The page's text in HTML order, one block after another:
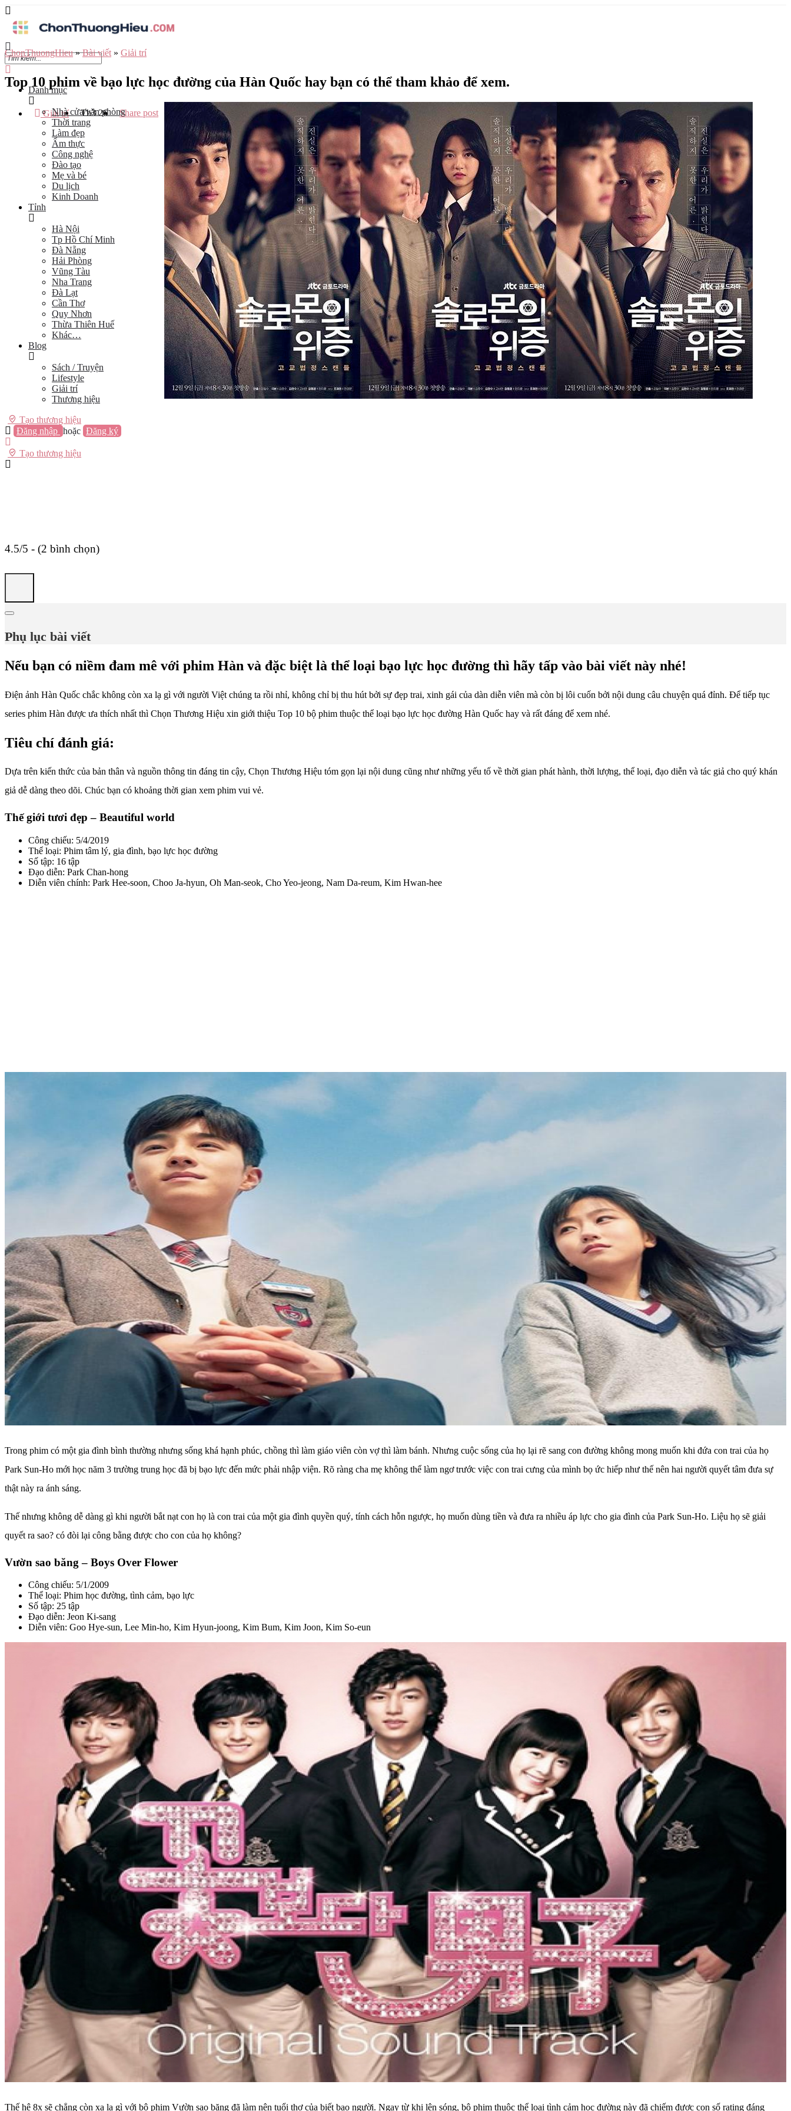
Danh mục
Nhà cửa/văn phòng
Thời trang
Làm đẹp
Ẩm thực
Công nghệ
Đào tạo
Mẹ và bé
Du lịch
Kinh Doanh
Tỉnh
Hà Nội
Tp Hồ Chí Minh
Đà Nẵng
Hải Phòng
Vũng Tàu
Nha Trang
Đà Lạt
Cần Thơ
Quy Nhơn
Thừa Thiên Huế
Khác…
Blog
Sách / Truyện
Lifestyle
Giải trí
Thương hiệu
Tạo thương hiệu
Đăng nhập hoặc Đăng ký
Tạo thương hiệu
ChonThuongHieu»Bài viết » Giải trí
Top 10 phim về bạo lực học đường của Hàn Quốc hay bạn có thể tham khảo để xem.
Giải trí Th3 26 Share post
4.5/5 - (2 bình chọn)
Phụ lục bài viết
Nếu bạn có niềm đam mê với phim Hàn và đặc biệt là thể loại bạo lực học đường thì hãy tấp vào bài viết này nhé!
Điện ảnh Hàn Quốc chắc không còn xa lạ gì với người Việt chúng ta rồi nhỉ, không chỉ bị thu hút bởi sự đẹp trai, xinh gái của dàn diễn viên mà còn bị lôi cuốn bởi nội dung câu chuyện quá đỉnh. Để tiếp tục
series phim Hàn được ưa thích nhất thì Chọn Thương Hiệu xin giới thiệu Top 10 bộ phim thuộc thể loại bạo lực học đường Hàn Quốc hay và rất đáng để xem nhé.
Tiêu chí đánh giá:
Dựa trên kiến thức của bản thân và nguồn thông tin đáng tin cậy, Chọn Thương Hiệu tóm gọn lại nội dung cũng như những yếu tố về thời gian phát hành, thời lượng, thể loại, đạo diễn và tác giả cho quý khán
giả dễ dàng theo dõi. Chúc bạn có khoảng thời gian xem phim vui vẻ.
Thế giới tươi đẹp – Beautiful world
Công chiếu: 5/4/2019
Thể loại: Phim tâm lý, gia đình, bạo lực học đường
Số tập: 16 tập
Đạo diễn: Park Chan-hong
Diễn viên chính: Park Hee-soon, Choo Ja-hyun, Oh Man-seok, Cho Yeo-jeong, Nam Da-reum, Kim Hwan-hee
Trong phim có một gia đình bình thường nhưng sống khá hạnh phúc, chồng thì làm giáo viên còn vợ thì làm bánh. Nhưng cuộc sống của họ lại rẽ sang con đường không mong muốn khi đứa con trai của họ
Park Sun-Ho mới học năm 3 trường trung học đã bị bạo lực đến mức phải nhập viện. Rõ ràng cha mẹ không thể làm ngơ trước việc con trai cưng của mình bọ ức hiếp như thế nên hai người quyết tâm đưa sự
thật này ra ánh sáng.
Thế nhưng không dễ dàng gì khi người bắt nạt con họ là con trai của một gia đình quyền quý, tính cách hỗn ngược, họ muốn dùng tiền và đưa ra nhiều áp lực cho gia đình của Park Sun-Ho. Liệu họ sẽ giải
quyết ra sao? có đòi lại công bằng được cho con của họ không?
Vườn sao băng – Boys Over Flower
Công chiếu: 5/1/2009
Thể loại: Phim học đường, tình cảm, bạo lực
Số tập: 25 tập
Đạo diễn: Jeon Ki-sang
Diễn viên: Goo Hye-sun, Lee Min-ho, Kim Hyun-joong, Kim Bum, Kim Joon, Kim So-eun
Thế hệ 8x sẽ chẳng còn xa lạ gì với bộ phim Vườn sao băng đã làm nên tuổi thơ của biết bao người. Ngay từ khi lên sóng, bộ phim thuộc thể loại tình cảm học đường này đã chiếm được con số rating đáng